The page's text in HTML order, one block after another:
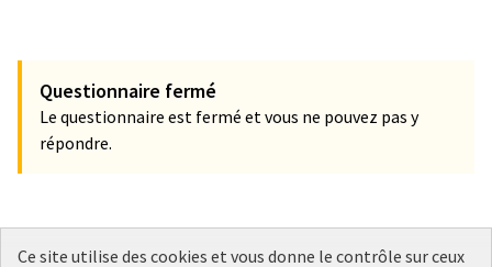
Questionnaire fermé
Le questionnaire est fermé et vous ne pouvez pas y
répondre.
Ce site utilise des cookies et vous donne le contrôle sur ceux